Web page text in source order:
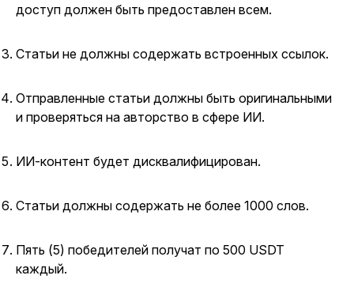
доступ должен быть предоставлен всем.
Статьи не должны содержать встроенных ссылок.
Отправленные статьи должны быть оригинальными
и проверяться на авторство в сфере ИИ.
ИИ-контент будет дисквалифицирован.
Статьи должны содержать не более 1000 слов.
Пять (5) победителей получат по 500 USDT
каждый.